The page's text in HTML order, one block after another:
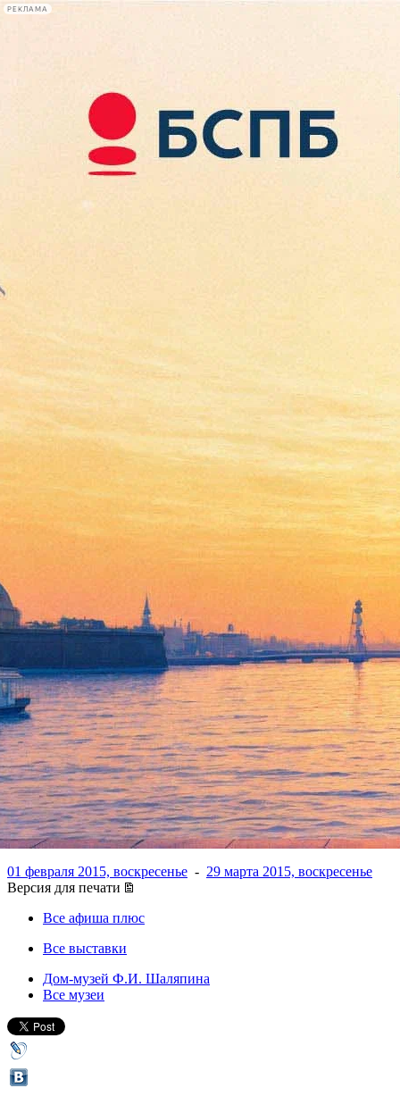
РЕКЛАМА
Сегодня:
2026.08.10
10:39
Афиша Plus
50-летие легендарного джаз-
клуба «Квадрат» отметят в
Chaliapin ArtFlat выставкой
и мастер-классами
01 февраля 2015, воскресенье - 29 марта 2015, воскресенье
Версия для печати
Все афиша плюс
Все выставки
Дом-музей Ф.И. Шаляпина
Все музеи